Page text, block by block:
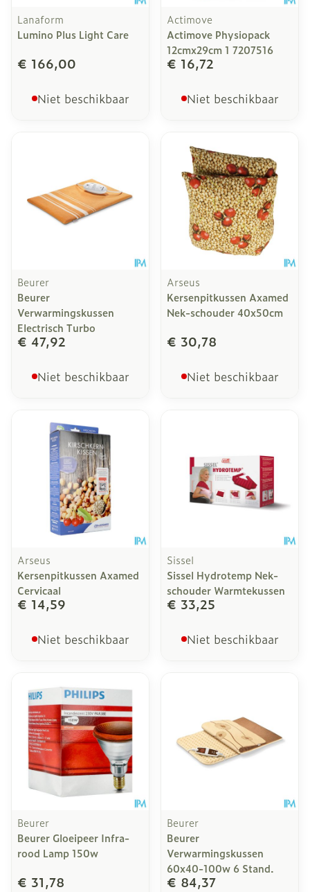
Lanaform
Lumino Plus Light Care
€ 166,00
Niet beschikbaar
Actimove
Actimove Physiopack
12cmx29cm 1 7207516
€ 16,72
Niet beschikbaar
Beurer
Beurer
Verwarmingskussen
Electrisch Turbo
€ 47,92
Niet beschikbaar
Arseus
Kersenpitkussen Axamed
Nek-schouder 40x50cm
€ 30,78
Niet beschikbaar
Arseus
Kersenpitkussen Axamed
Cervicaal
€ 14,59
Niet beschikbaar
Sissel
Sissel Hydrotemp Nek-
schouder Warmtekussen
€ 33,25
Niet beschikbaar
Beurer
Beurer Gloeipeer Infra-
rood Lamp 150w
€ 31,78
Beurer
Beurer
Verwarmingskussen
60x40-100w 6 Stand.
€ 84,37